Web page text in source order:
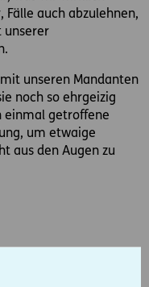
Fälle auch abzulehnen,
unserer
unseren Mandanten
noch so ehrgeizig
einmal getroffene
um etwaige
aus den Augen zu